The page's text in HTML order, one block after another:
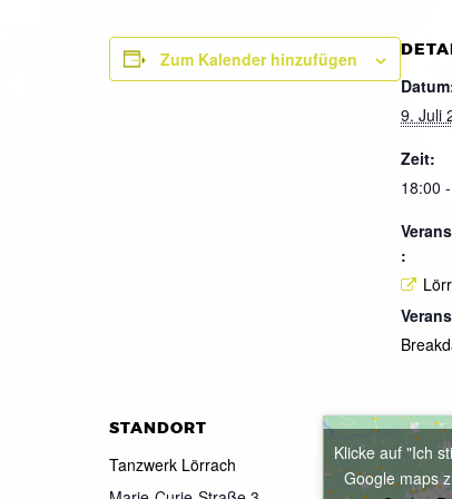
Zum Kalender hinzufügen
9. Juli
Zeit:
18:00
:
STANDORT
Tanzwerk Lörrach
Klicke auf "Ich
Google maps